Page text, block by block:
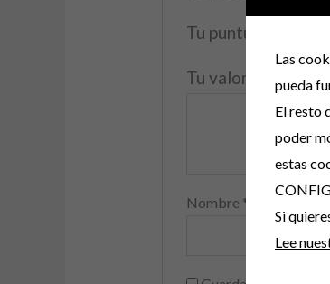
Tu puntuación
Tu valoración
Nombre *
Las
pueda
El resto
poder
estas
Si
Lee